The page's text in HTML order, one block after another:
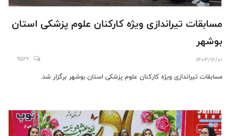
مسابقات تیراندازی ویژه کارکنان علوم پزشکی استان
بوشهر
1404/12/01
9526
مسابقات تیراندازی ویژه کارکنان علوم پزشکی استان بوشهر برگزار شد.